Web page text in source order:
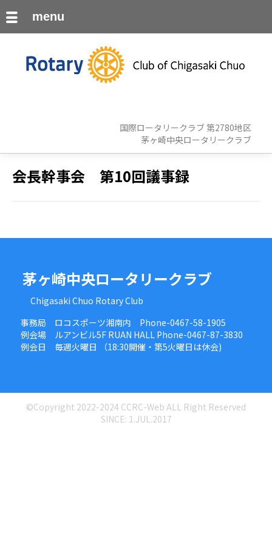
国際ロータリークラブ 第2780地区
茅ヶ崎中央ロータリークラブ
会長幹事会 第10回議事録
茅ヶ崎中央ロータリークラブ
Chigasaki Chuo Rotary Club
事務局 ロコスポーツ湘南内 Phone-0467-58-1905
例会場 ルアンビル5F RUAN HALL Phone-0467-87-3830
例会日 毎週火曜日 （18:30開催・第5火曜日は休会)
©Copyright 2022-2024 CCRC-Web ALL Right Reserved
SINCE: 1.JUL.2017
menu